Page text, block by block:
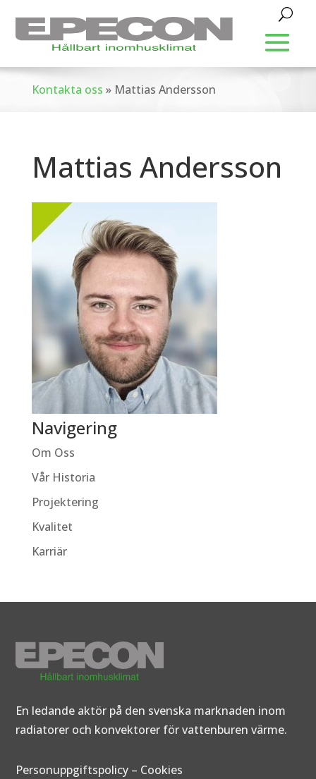
Kontakta oss » Mattias Andersson
Mattias Andersson
Navigering
Om Oss
Vår Historia
Projektering
Kvalitet
Karriär
En ledande aktör på den svenska marknaden inom
radiatorer och konvektorer för vattenburen värme.
Personuppgiftspolicy – Cookies